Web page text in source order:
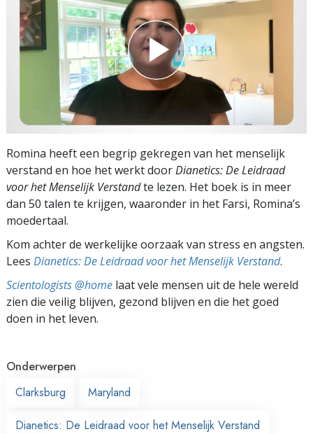
Romina heeft een begrip gekregen van het menselijk
verstand en hoe het werkt doorDianetics: De Leidraad
voor het Menselijk Verstandte lezen. Het boek is in meer
dan 50 talen te krijgen, waaronder in het Farsi, Romina’s
moedertaal.
Kom achter de werkelijke oorzaak van stress en angsten.
Lees Dianetics: De Leidraad voor het Menselijk Verstand.
Scientologists @home laat vele mensen uit de hele wereld
zien die veilig blijven, gezond blijven en die het goed
doen in het leven.
Onderwerpen
Clarksburg
Maryland
Dianetics: De Leidraad voor het Menselijk Verstand